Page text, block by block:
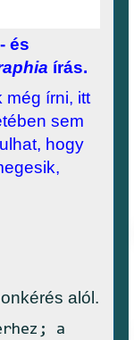
- és
írás.
még írni, itt
sem
hogy
alól.
a